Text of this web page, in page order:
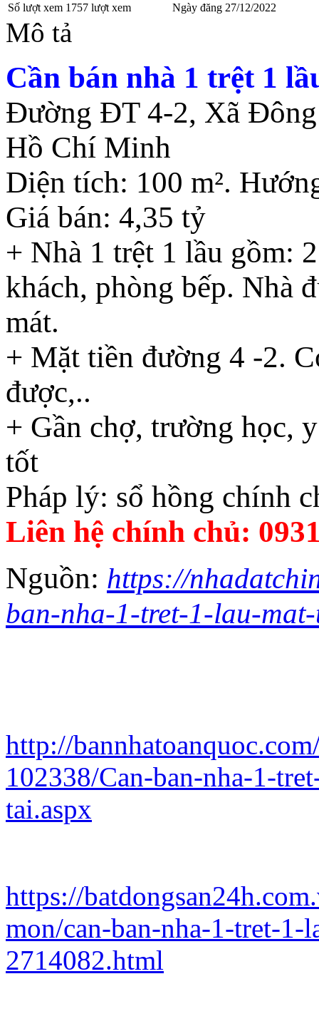
Số lượt xem 1757 lượt xem Ngày đăng 27/12/2022
Mô tả
Cần bán nhà 1 trệt 1
Đường ĐT 4-2, Xã
Hồ Chí Minh
Diện tích: 100 m².
Giá bán: 4,35 tỷ
+ Nhà 1 trệt 1 lầu gồm:
khách, phòng bếp. Nhà
mát.
+ Mặt tiền đường 4 -2.
được,..
+ Gần chợ, trường học,
tốt
Pháp lý: sổ hồng chính
Liên hệ chính chủ:
Nguồn: https://
ban-nha-1-tret-1-lau-
http://
102338/Can-ban-nha-1-
tai.aspx
https://
mon/can-ban-nha-1-tret-
2714082.html